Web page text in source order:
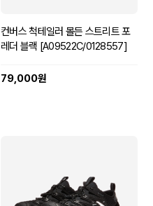
컨버스 척테일러 몰든 스트리트 포
레더 블랙 [A09522C/0128557]
79,000원